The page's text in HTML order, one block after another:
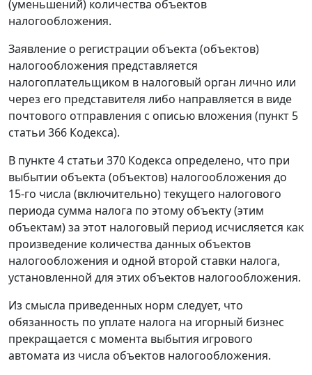
(уменьшений) количества объектов
налогообложения.
Заявление о регистрации объекта (объектов)
налогообложения представляется
налогоплательщиком в налоговый орган лично или
через его представителя либо направляется в виде
почтового отправления с описью вложения (пункт 5
статьи 366 Кодекса).
В пункте 4 статьи 370 Кодекса определено, что при
выбытии объекта (объектов) налогообложения до
15-го числа (включительно) текущего налогового
периода сумма налога по этому объекту (этим
объектам) за этот налоговый период исчисляется как
произведение количества данных объектов
налогообложения и одной второй ставки налога,
установленной для этих объектов налогообложения.
Из смысла приведенных норм следует, что
обязанность по уплате налога на игорный бизнес
прекращается с момента выбытия игрового
автомата из числа объектов налогообложения.